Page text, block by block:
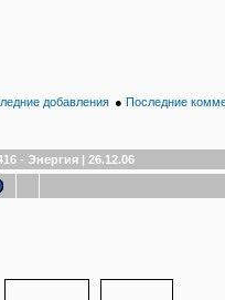
добавления ● Последние
- Энергия | 26.12.06